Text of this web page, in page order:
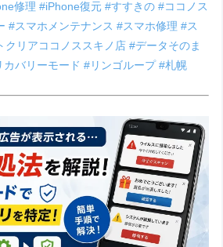
修理#iPhone復元#すすきの#ココノス
#スマホメンテナンス#スマホ修理#ス
クリアココノススキノ店#データそのま
カバリーモード#リンゴループ#札幌